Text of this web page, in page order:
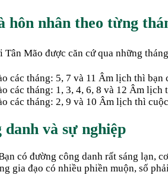
hôn nhân theo từng
Mão được căn cứ qua những
các tháng: 5, 7 và 11 Âm lịch thì
các tháng: 1, 3, 4, 6, 8 và 12 Âm
các tháng: 2, 9 và 10 Âm lịch thì
danh và sự nghiệp
có đường công danh rất sáng lạn,
gia đạo có nhiều phiền muộn, số